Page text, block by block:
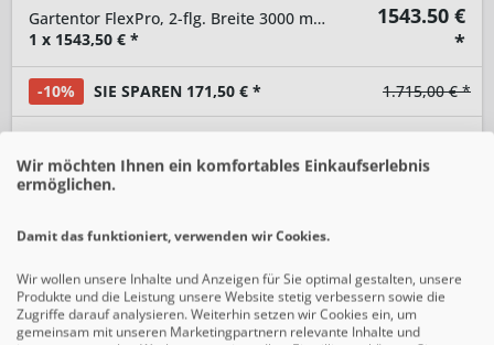
Gartentor FlexPro, 2-flg. Breite 3000 mm, asymmetrisch
1 x 1543,50 € *
1543.50 €
*
-10% SIE SPAREN 171,50 € * 1.715,00 € *
-
Merken
Wir möchten Ihnen ein komfortables Einkaufserlebnis
ermöglichen.
Damit das funktioniert, verwenden wir Cookies.
Wir wollen unsere Inhalte und Anzeigen für Sie optimal gestalten, unsere
Produkte und die Leistung unsere Website stetig verbessern sowie die
Zugriffe darauf analysieren. Weiterhin setzen wir Cookies ein, um
gemeinsam mit unseren Marketingpartnern relevante Inhalte und